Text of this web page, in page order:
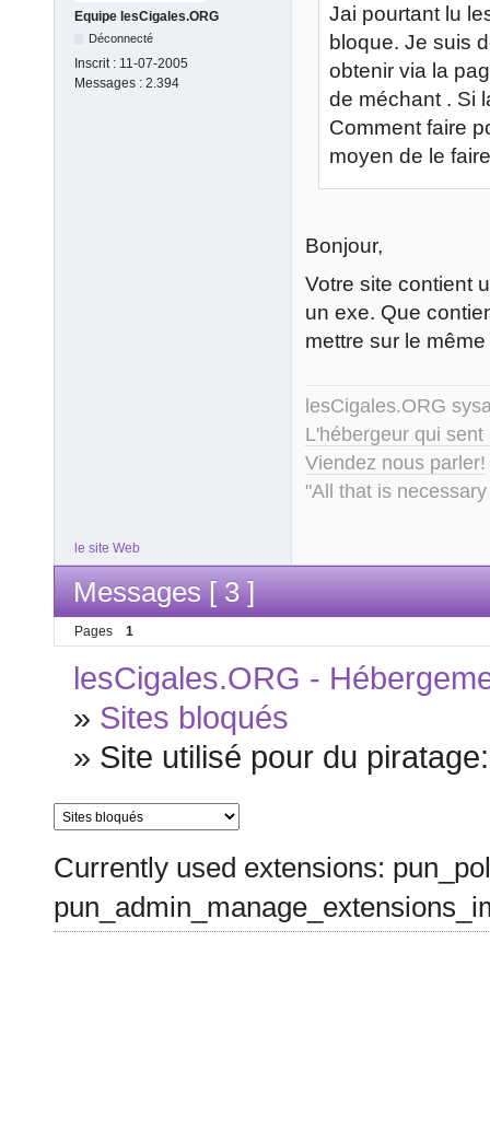
Equipe lesCigales.ORG
Déconnecté
Inscrit : 11-07-2005
Messages : 2.394
Jai pourtant lu
bloque. Je suis
obtenir via la
de méchant . Si
Comment faire
moyen de le
Bonjour,
Votre site contient
un exe. Que
mettre sur le
lesCigales.ORG
L'hébergeur qui
Viendez nous parler!
"All that is
le site Web
Messages [ 3 ]
Pages 1
lesCigales.ORG -
» Sites bloqués
» Site utilisé pour du
Currently used extensions: